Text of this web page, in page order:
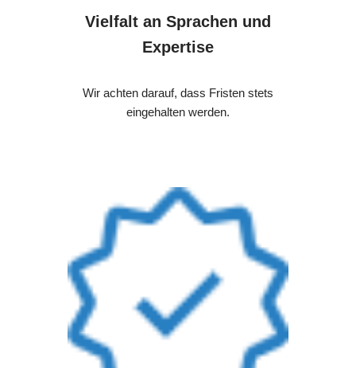
Vielfalt an Sprachen und
Expertise
Wir achten darauf, dass Fristen stets
eingehalten werden.